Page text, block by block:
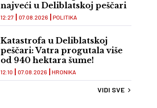
najveći u Deliblatskoj peščari
POLITIKA
12:27 07.08.2026
Katastrofa u Deliblatskoj
peščari: Vatra progutala više
od 940 hektara šume!
HRONIKA
12:10 07.08.2026
VIDI SVE